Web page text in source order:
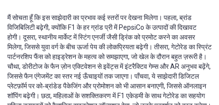
मैं सोचता हूँ कि इस साझेदारी का प्रभाव कई स्तरों पर देखना मिलेगा। पहला, ब्रांड
विजिबिलिटी बढ़ेगी, क्योंकि F1 के हर ग्रांड प्री में PepsiCo के उत्पादों की दिखावट
होगी। दूसरा, स्थानीय मार्केट में स्टिंग एनर्जी जैसी ड्रिंक को प्रमोट करने का अवसर
मिलेगा, जिससे युवा वर्ग के बीच ऊर्जा पेय की लोकप्रियता बढ़ेगी। तीसरा, गेटोरेड का स्प्रिंट
पार्टनरशिप फैंस को हाइड्रेशन के महत्व को समझाएगा, जो खेल के दौरान बहुत ज़रूरी है।
चौथा, डोरीटोज के फैन ज़ोन एक्टिवेशन से इवेंट्स में इंटरैक्टिव गेम्स और AR अनुभव बढ़ेंगे,
जिससे फैन एंगेजमेंट का स्तर नई ऊँचाइयों तक जाएगा। पाँचवा, ये साझेदारी डिजिटल
प्लेटफ़ॉर्म पर को‑ब्रांडेड पैकेजिंग और प्रोमोशन को भी आसान बनाएगी, जिससे ऑनलाइन
शॉपिंग बढ़ेगी। छठा, महिलाओं के सशक्तिकरण में F1 एकेडमी के साथ गेटोरेड का सहयोग